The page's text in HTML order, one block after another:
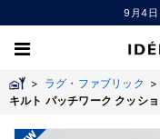
9月4日
> ラグ・ファブリック >
キルト パッチワーク クッシ